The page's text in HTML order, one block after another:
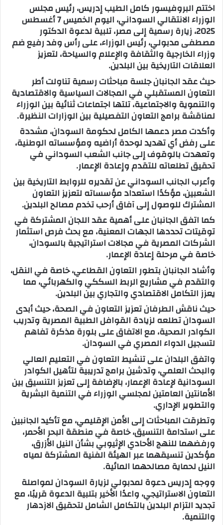
اختتم البروفيسور كامل الطيب إدريس، رئيس مجلس
الوزراء الانتقالي السوداني، اليوم الخميس 7 أغسطس
2025، زيارة رسمية إلى مصر، تلبية لدعوة الدكتور
مصطفى مدبولي، رئيس الوزراء، على رأس وفد رفيع ضم
وزراء الخارجية والثقافة والإعلام والسياحة، لتعزيز
العلاقات التاريخية بين البلدين.
حيث عقد الجانبان جلسة مباحثات رسمية تناولت أطر
التعاون المستقبلي في المجالات السياسية والاقتصادية
والتنموية والاجتماعية، تلتها اجتماعات ثنائية بين الوزراء
لمناقشة برامج التعاون التفصيلية بين الوزارات النظيرة.
وأكدت مصر دعمها الكامل لحكومة السودان، مشددة
على رفض أي تهديد لوحدة أراضيه ومؤسساته الوطنية،
وتعهدت بالوقوف إلى جانب الشعب السوداني في
تحقيق تطلعاته للتقدم وإعادة الإعمار.
وأعرب الجانب السوداني عن تقديره للروابط التاريخية بين
الشعبين، مؤكدًا استعداد مؤسساته لتعزيز التعاون
المشترك للوصول إلى آفاق أرحب تخدم مصالح البلدين.
كما اتفق الجانبان على أهمية عقد اللجان المشتركة في
توقيتات تحددها الجهات المعنية، مع بحث فرص استثمار
الشركات المصرية في مجالات استراتيجية بالسودان،
خاصة في مرحلة إعادة الإعمار.
وأشاد الجانبان بتطور التعاون القطاعي، خاصة في النقل،
والتقدم في مشاريع الربط السككي والكهربائي، مما
يعزز التكامل الاقتصادي والتجاري بين البلدين.
حيث ناقش الطرفان تعزيز التعاون في الصحة، حيث أبدى
السودان تطلعه لزيادة القوافل الطبية المصرية وتدريب
الكوادر الصحية، مع الاتفاق على بلورة مذكرة تفاهم
لتسجيل الدواء المصري في السودان.
واتفق البلدان على تنشيط التعاون في التعليم العالي
والبحث العلمي، وتدشين برامج تدريبية لتأهيل الكوادر
السودانية لإعادة الإعمار، بالإضافة إلى تعزيز التنسيق بين
الأمانتين العامتين لمجلسي الوزراء في التنمية البشرية
والتطوير الإداري.
وتطرقت المباحثات إلى الأمن الإقليمي، مع تأكيد الجانبين
على استدامة التنسيق، خاصة في منطقة البحر الأحمر،
ورفضهما للنهج الأحادي الإثيوبي بشأن النيل الأزرق،
مؤكدين تنسيقهما عبر الهيئة الفنية المشتركة لمياه
النيل لحماية مصالحهما المائية.
ووجه إدريس دعوة لمدبولي لزيارة السودان لمواصلة
التعاون الاستراتيجي، واعدًا الأخير بتلبية الدعوة قريبًا، مع
تجديد التزام البلدين بالتكامل الشامل لتحقيق الازدهار
والتنمية.